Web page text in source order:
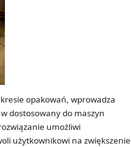
opakowań, wprowadza
dostosowany do maszyn
umożliwi
użytkownikowi na zwiększenie